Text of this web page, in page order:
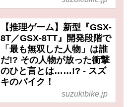
【推理ゲーム】新型『GSX-
8T／GSX-8TT』開発段階で
「最も無双した人物」は誰
だ!? その人物が放った衝撃
のひと言とは……!? - スズ
キのバイク！
suzukibike.jp